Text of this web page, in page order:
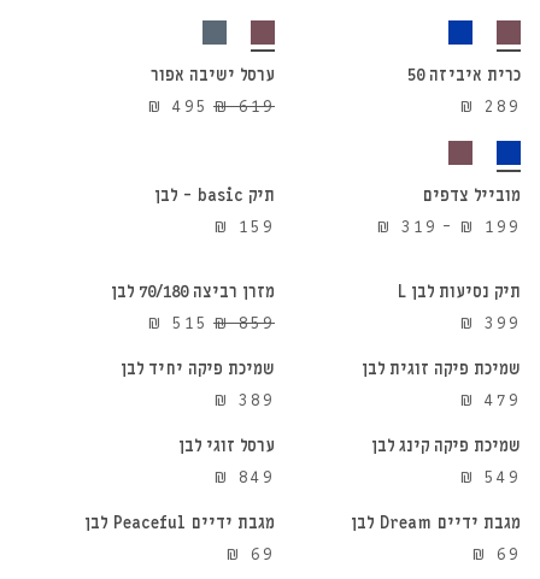
כרית איביזה 50
₪ 289
20%
הנחה
ערסל ישיבה אפור
₪619
המחיר
₪ 619.
₪ 495
מובייל צדפים
₪ 199
–
₪ 319
תיק basic – לבן
₪ 159 הוספה לסל
תיק נסיעות לבן L
₪ 399
40%
הנחה
מזרן רביצה 70/180 לבן
₪859
המחיר
היה:
₪ 515
הוא:
הוספה לסל
שמיכת פיקה זוגית לבן
₪ 479
הוספה לסל
שמיכת פיקה יחיד לבן
₪ 389
הוספה לסל
שמיכת פיקה קינג לבן
₪ 549
הוספה לסל
ערסל זוגי לבן
₪ 849
הוספה לסל
מגבת ידיים Dream לבן
₪ 69
הוספה לסל
מגבת ידיים Peaceful לבן
₪ 69
הוספה לסל הוספה לסל